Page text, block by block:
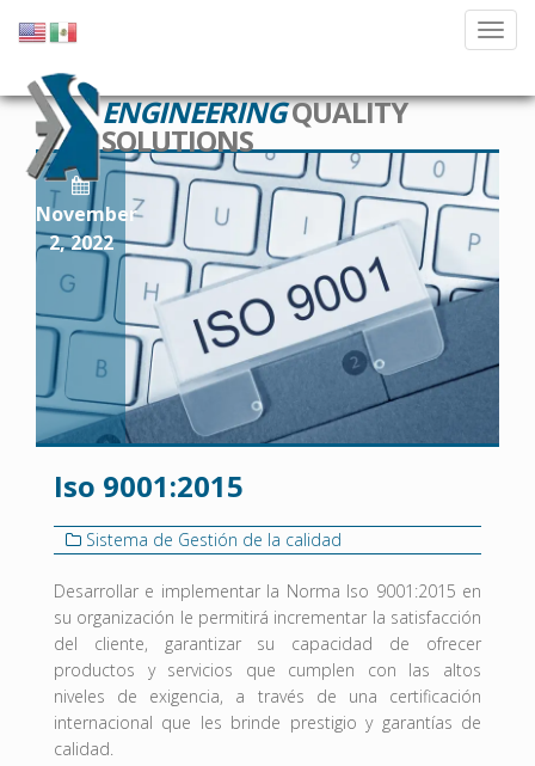
ENGINEERINGQUALITY
SOLUTIONS
November
2, 2022
Iso 9001:2015
Sistema de Gestión de la calidad
Desarrollar e implementar la Norma Iso 9001:2015 en
su organización le permitirá incrementar la satisfacción
del cliente, garantizar su capacidad de ofrecer
productos y servicios que cumplen con las altos
niveles de exigencia, a través de una certificación
internacional que les brinde prestigio y garantías de
calidad.